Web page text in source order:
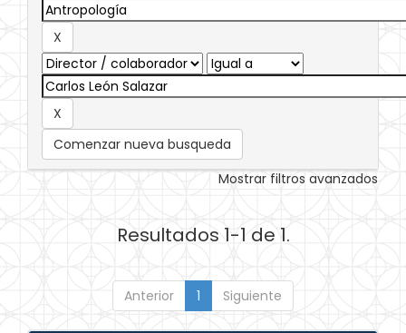
Comenzar nueva busqueda
Mostrar filtros avanzados
Resultados 1-1 de 1.
Anterior 1 Siguiente